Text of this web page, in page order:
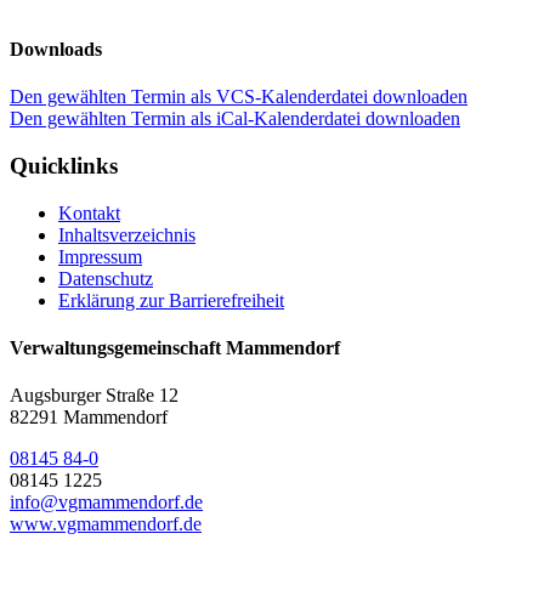
Downloads
Den gewählten Termin als VCS-Kalenderdatei downloaden
Den gewählten Termin als iCal-Kalenderdatei downloaden
Quicklinks
Kontakt
Inhaltsverzeichnis
Impressum
Datenschutz
Erklärung zur Barrierefreiheit
Verwaltungsgemeinschaft Mammendorf
Augsburger Straße 12
82291 Mammendorf
08145 84-0
08145 1225
info@vgmammendorf.de
www.vgmammendorf.de